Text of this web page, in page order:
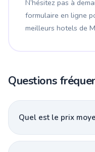
N’hésitez pas à
formulaire en ligne
meilleurs hotels de
Questions
Quel est le prix